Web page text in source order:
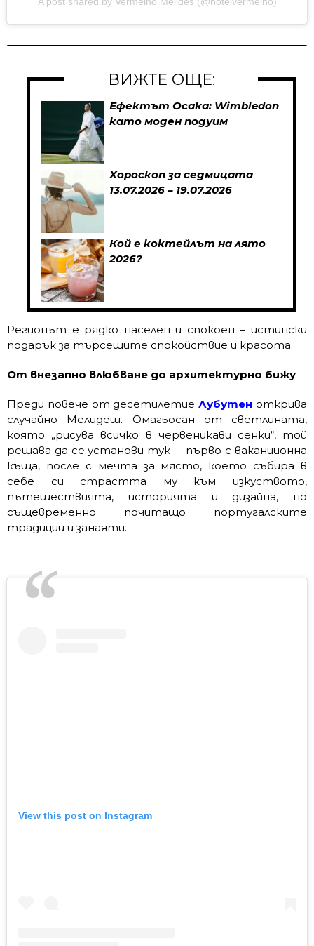
ВИЖТЕ ОЩЕ:
Ефектът Осака: Wimbledon
като моден подуим
Хороскоп за седмицата
13.07.2026 – 19.07.2026
Кой е коктейлът на лято
2026?
Регионът е рядко населен и спокоен – истински
подарък за търсещите спокойствие и красота.
От внезапно влюбване до архитектурно бижу
Преди повече от десетилетиеЛубутен открива
случайно Мелидеш. Омагьосан от светлината,
която „рисува всичко в червеникави сенки“, той
решава да се установи тук – първо с ваканционна
къща, после с мечта за място, което събира в
себе си страстта му към изкуството,
пътешествията, историята и дизайна, но
същевременно почитащо португалските
традиции и занаяти.
View this post on Instagram